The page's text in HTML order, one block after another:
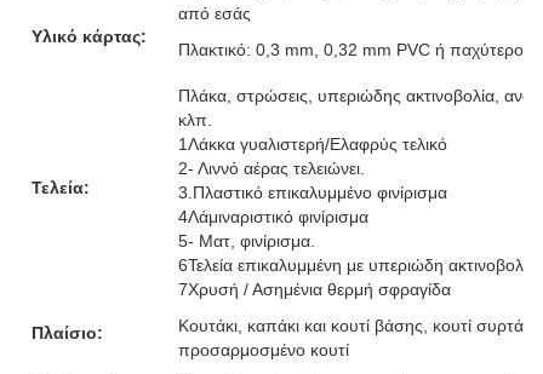
Υλικό κάρτας:
από εσάς
Πλακτικό: 0,3 mm, 0,32 mm PVC ή παχύτερο
Τελεία:
Πλάκα, στρώσεις, υπεριώδης ακτινοβολία,
κλπ.
1Λάκκα γυαλιστερή/Ελαφρύς τελικό
2- Λιννό αέρας τελειώνει.
3.Πλαστικό επικαλυμμένο φινίρισμα
4Λάμιναριστικό φινίρισμα
5- Ματ, φινίρισμα.
6Τελεία επικαλυμμένη με υπεριώδη
7Χρυσή / Ασημένια θερμή σφραγίδα
Πλαίσιο:
Κουτάκι, καπάκι και κουτί βάσης, κουτί
προσαρμοσμένο κουτί